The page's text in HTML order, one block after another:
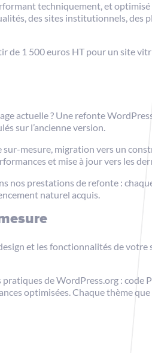
techniquement, et
des sites institutionnels, des
de 1 500 euros HT pour un site
actuelle ? Une refonte
sur l’ancienne version.
mesure, migration vers un
et mise à jour vers les
prestations de refonte :
naturel acquis.
et les fonctionnalités de votre
de WordPress.org : code
optimisées. Chaque thème